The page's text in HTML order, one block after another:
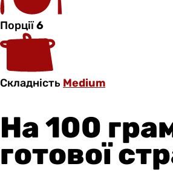
Порції6
Складність Medium
На 100
готової